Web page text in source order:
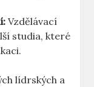
Vzdělávací
studia, které
lídrských a